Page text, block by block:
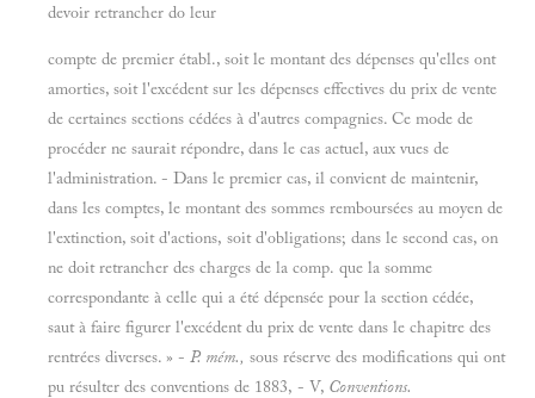
devoir retrancher do leur
compte de premier établ., soit le montant des dépenses qu'elles ont
amorties, soit l'excédent sur les dépenses effectives du prix de vente
de certaines sections cédées à d'autres compagnies. Ce mode de
procéder ne saurait répondre, dans le cas actuel, aux vues de
l'administration. - Dans le premier cas, il convient de maintenir,
dans les comptes, le montant des sommes remboursées au moyen de
l'extinction, soit d'actions, soit d'obligations; dans le second cas, on
ne doit retrancher des charges de la comp. que la somme
correspondante à celle qui a été dépensée pour la section cédée,
saut à faire figurer l'excédent du prix de vente dans le chapitre des
rentrées diverses. » - P. mém., sous réserve des modifications qui ont
pu résulter des conventions de 1883, - V, Conventions.